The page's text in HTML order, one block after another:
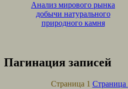
Анализ мирового рынка
добычи натурального
природного камня
Пагинация записей
Страница 1 Страница